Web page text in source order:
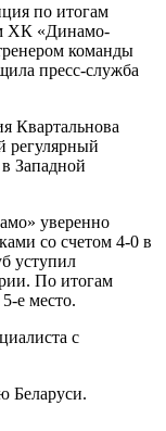
по итогам
ХК «Динамо-
команды
пресс-служба
Квартальнова
регулярный
Западной
уверенно
со счетом 4-0 в
уступил
По итогам
е место.
с
Беларуси.